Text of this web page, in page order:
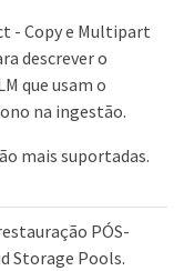
- Copy e Multipart
descrever o
que usam o
na ingestão.
mais suportadas.
PÓS-
Storage Pools.